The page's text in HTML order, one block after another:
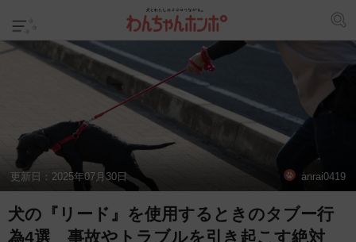
更新日： 2025年07月30日 anrai0419
犬の『リード』を使用するときのタブー行
為4選 事故やトラブルを引き起こす絶対